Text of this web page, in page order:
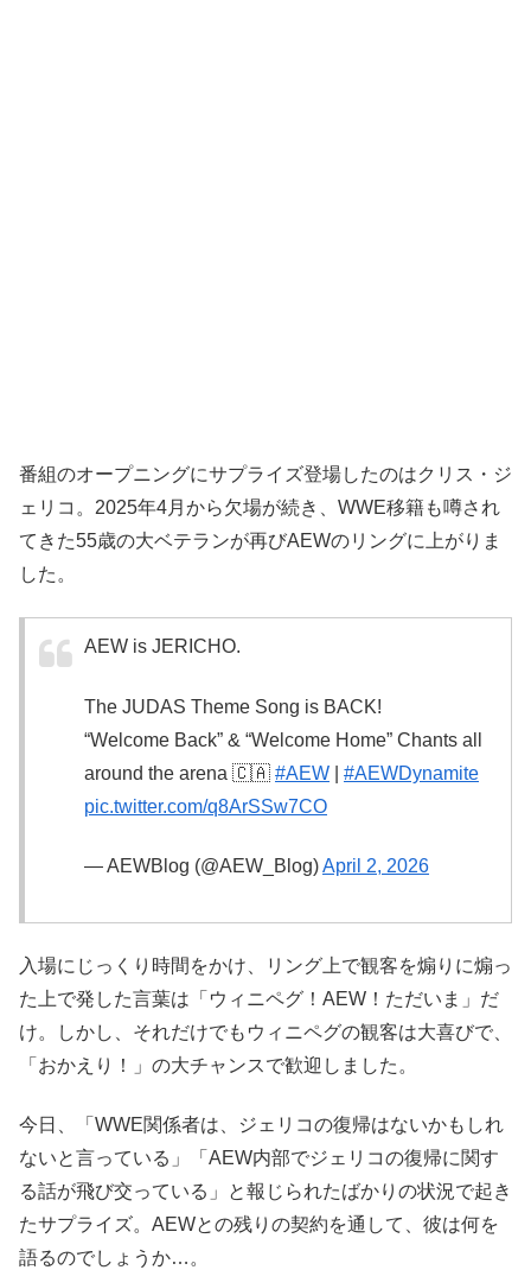
番組のオープニングにサプライズ登場したのはクリス・ジ
ェリコ。2025年4月から欠場が続き、WWE移籍も噂され
てきた55歳の大ベテランが再びAEWのリングに上がりま
した。
AEW is JERICHO.
The JUDAS Theme Song is BACK!
“Welcome Back” & “Welcome Home” Chants all
around the arena 🇨🇦 #AEW
#AEWDynamite
pic.twitter.com/q8ArSSw7CO
— AEWBlog (@AEW_Blog)April 2, 2026
入場にじっくり時間をかけ、リング上で観客を煽りに煽っ
た上で発した言葉は「ウィニペグ！AEW！ただいま」だ
け。しかし、それだけでもウィニペグの観客は大喜びで、
「おかえり！」の大チャンスで歓迎しました。
今日、「WWE関係者は、ジェリコの復帰はないかもしれ
ないと言っている」「AEW内部でジェリコの復帰に関す
る話が飛び交っている」と報じられたばかりの状況で起き
たサプライズ。AEWとの残りの契約を通して、彼は何を
語るのでしょうか…。